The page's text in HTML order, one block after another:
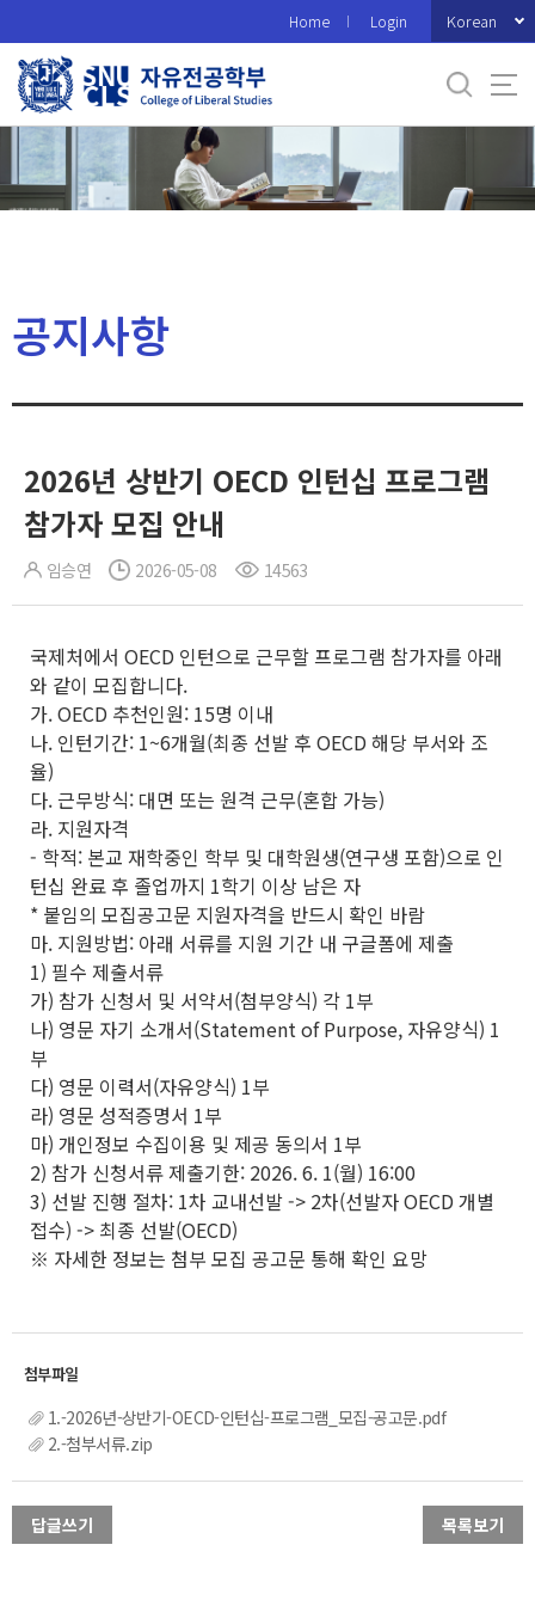
로
메
Home Login Korean
공지사항
2026년 상반기 OECD 인턴십 프로그램
참가자 모집 안내
임승연 2026-05-08 14563
국제처에서 OECD 인턴으로 근무할 프로그램 참가자를 아래
와 같이 모집합니다.
가. OECD 추천인원: 15명 이내
나. 인턴기간: 1~6개월(최종 선발 후 OECD 해당 부서와 조
율)
다. 근무방식: 대면 또는 원격 근무(혼합 가능)
라. 지원자격
- 학적: 본교 재학중인 학부 및 대학원생(연구생 포함)으로 인
턴십 완료 후 졸업까지 1학기 이상 남은 자
* 붙임의 모집공고문 지원자격을 반드시 확인 바람
마. 지원방법: 아래 서류를 지원 기간 내 구글폼에 제출
1) 필수 제출서류
가) 참가 신청서 및 서약서(첨부양식) 각 1부
나) 영문 자기 소개서(Statement of Purpose, 자유양식) 1
부
다) 영문 이력서(자유양식) 1부
라) 영문 성적증명서 1부
마) 개인정보 수집이용 및 제공 동의서 1부
2) 참가 신청서류 제출기한: 2026. 6. 1(월) 16:00
3) 선발 진행 절차: 1차 교내선발 -> 2차(선발자 OECD 개별
접수) -> 최종 선발(OECD)
※ 자세한 정보는 첨부 모집 공고문 통해 확인 요망
1.-2026년-상반기-OECD-인턴십-프로그램_모집-공고문.pdf
2.-첨부서류.zip
답글쓰기 목록보기